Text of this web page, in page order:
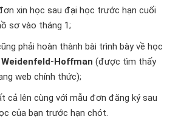
xin học sau đại học trước hạn cuối
sơ vào tháng 1;
phải hoàn thành bài trình bày về học
Weidenfeld-Hoffman (được tìm thấy
web chính thức);
cả lên cùng với mẫu đơn đăng ký sau
của bạn trước hạn chót.